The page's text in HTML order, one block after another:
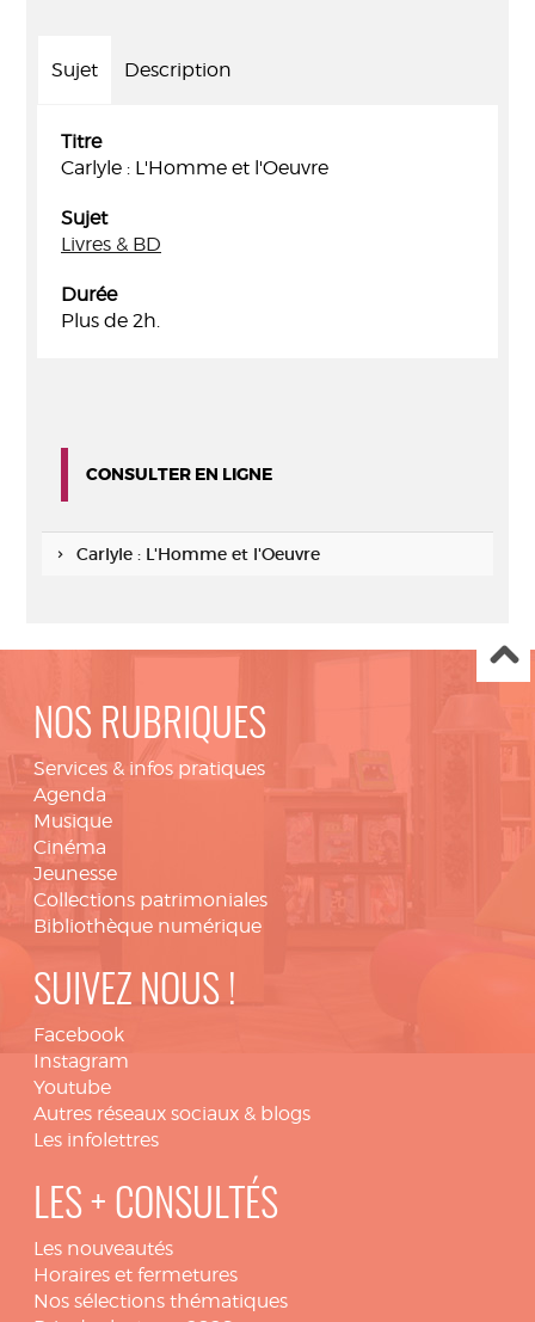
Sujet Description
Titre
Carlyle : L'Homme et l'Oeuvre
Sujet
Livres & BD
Durée
Plus de 2h.
CONSULTER EN LIGNE
Carlyle : L'Homme et l'Oeuvre
NOS RUBRIQUES
Services & infos pratiques
Agenda
Musique
Cinéma
Jeunesse
Collections patrimoniales
Bibliothèque numérique
SUIVEZ NOUS !
Facebook
Instagram
Youtube
Autres réseaux sociaux & blogs
Les infolettres
LES + CONSULTÉS
Les nouveautés
Horaires et fermetures
Nos sélections thématiques